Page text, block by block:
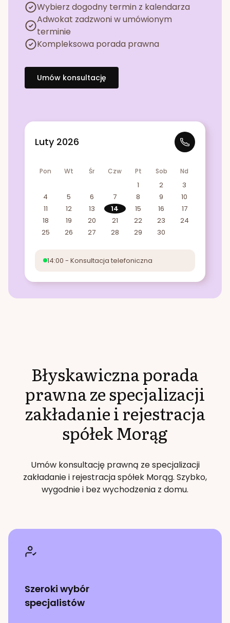
Wybierz dogodny termin z kalendarza
Adwokat zadzwoni w umówionym
terminie
Kompleksowa porada prawna
Umów konsultację
Luty 2026
Pon Wt Śr Czw Pt Sob Nd
1 2
3
4
5 6 7 8 9
10
11
12 13 14 15 16
17
18
19 20 21 22 23
24
25
26 27 28 29 30
14:00 - Konsultacja telefoniczna
Błyskawiczna porada
prawna ze specjalizacji
zakładanie i rejestracja
spółekMorąg
Umów konsultację prawną ze specjalizacji
zakładanie i rejestracja spółek Morąg. Szybko,
wygodnie i bez wychodzenia z domu.
Szeroki wybór
specjalistów